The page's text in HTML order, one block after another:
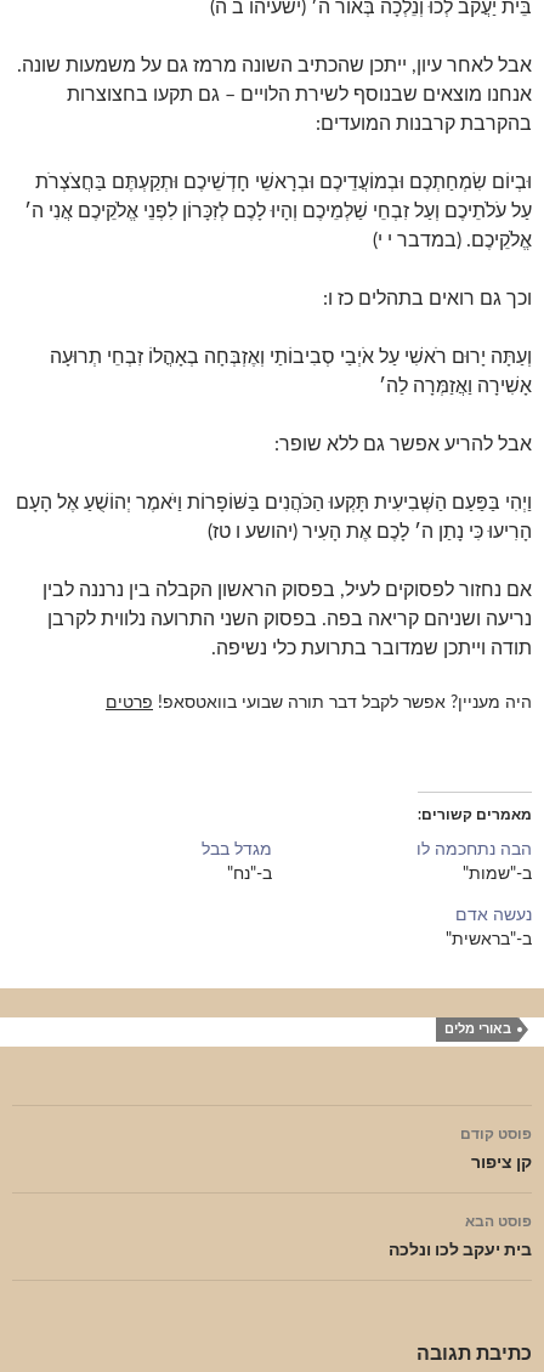
בֵּית יַעֲקֹב לְכוּ וְנֵלְכָה בְּאוֹר ה׳ (ישעיהו ב ה)
אבל לאחר עיון, ייתכן שהכתיב השונה מרמז גם על משמעות שונה.
אנחנו מוצאים שבנוסף לשירת הלויים – גם תקעו בחצוצרות
בהקרבת קרבנות המועדים:
וּבְיוֹם שִׂמְחַתְכֶם וּבְמוֹעֲדֵיכֶם וּבְרָאשֵׁי חָדְשֵׁיכֶם וּתְקַעְתֶּם בַּחֲצֹצְרֹת
עַל עֹלֹתֵיכֶם וְעַל זִבְחֵי שַׁלְמֵיכֶם וְהָיוּ לָכֶם לְזִכָּרוֹן לִפְנֵי אֱלֹקֵיכֶם אֲנִי ה׳
אֱלֹקֵיכֶם. (במדבר י י)
וכך גם רואים בתהלים כז ו:
וְעַתָּה יָרוּם רֹאשִׁי עַל אֹיְבַי סְבִיבוֹתַי וְאֶזְבְּחָה בְאָהֳלוֹ זִבְחֵי תְרוּעָה
אָשִׁירָה וַאֲזַמְּרָה לַה׳
אבל להריע אפשר גם ללא שופר:
וַיְהִי בַּפַּעַם הַשְּׁבִיעִית תָּקְעוּ הַכֹּהֲנִים בַּשּׁוֹפָרוֹת וַיֹּאמֶר יְהוֹשֻׁעַ אֶל הָעָם
הָרִיעוּ כִּי נָתַן ה׳ לָכֶם אֶת הָעִיר (יהושע ו טז)
אם נחזור לפסוקים לעיל, בפסוק הראשון הקבלה בין נרננה לבין
נריעה ושניהם קריאה בפה. בפסוק השני התרועה נלווית לקרבן
תודה וייתכן שמדובר בתרועת כלי נשיפה.
היה מעניין? אפשר לקבל דבר תורה שבועי בוואטסאפ! פרטים
מאמרים קשורים
הבה נתחכמה לו
ב-"שמות"
מגדל בבל
ב-"נח"
נעשה אדם
ב-"בראשית"
באורי מלים
ניווט
בפוסטים
פוסט קודם
קן ציפור
פוסט הבא
בית יעקב לכו ונלכה
כתיבת תגובה